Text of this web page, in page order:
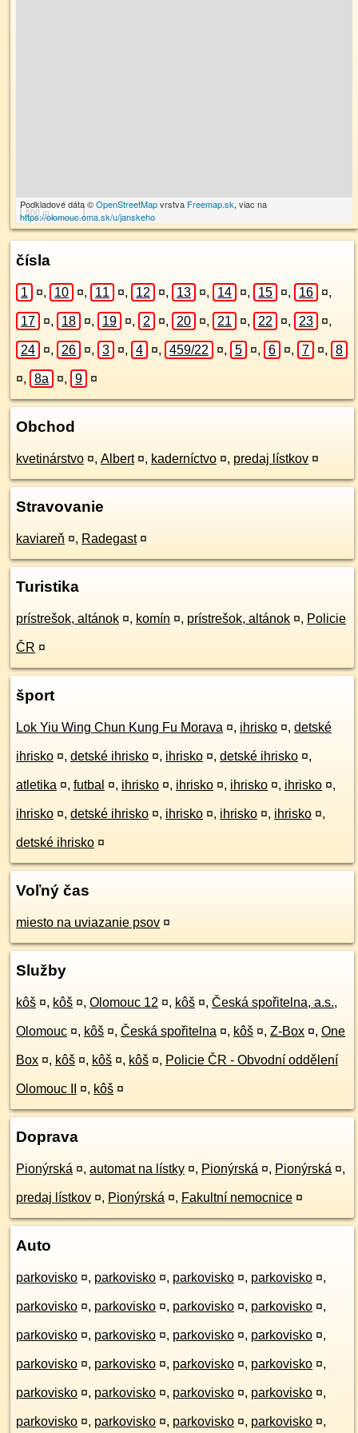
500 m
Podkladové dáta ©OpenStreetMapvrstva Freemap.sk, viac na
https://olomouc.oma.sk/u/janskeho
čísla
1 ¤, 10 ¤, 11 ¤, 12 ¤, 13 ¤, 14 ¤, 15 ¤, 16 ¤,
17 ¤, 18 ¤, 19 ¤, 2 ¤, 20 ¤, 21 ¤, 22 ¤, 23 ¤,
24 ¤, 26 ¤, 3 ¤, 4 ¤, 459/22 ¤, 5 ¤, 6 ¤, 7 ¤, 8
¤, 8a ¤, 9 ¤
Obchod
kvetinárstvo ¤, Albert ¤, kaderníctvo ¤, predaj lístkov ¤
Stravovanie
kaviareň ¤, Radegast ¤
Turistika
prístrešok, altánok ¤, komín ¤, prístrešok, altánok ¤, Policie
ČR ¤
šport
Lok Yiu Wing Chun Kung Fu Morava ¤, ihrisko ¤, detské
ihrisko ¤, detské ihrisko ¤, ihrisko ¤, detské ihrisko ¤,
atletika ¤, futbal ¤, ihrisko ¤, ihrisko ¤, ihrisko ¤, ihrisko ¤,
ihrisko ¤, detské ihrisko ¤, ihrisko ¤, ihrisko ¤, ihrisko ¤,
detské ihrisko ¤
Voľný čas
miesto na uviazanie psov ¤
Služby
kôš ¤, kôš ¤, Olomouc 12 ¤, kôš ¤, Česká spořitelna, a.s.,
Olomouc ¤, kôš ¤, Česká spořitelna ¤, kôš ¤, Z-Box ¤, One
Box ¤, kôš ¤, kôš ¤, kôš ¤, Policie ČR - Obvodní oddělení
Olomouc II ¤, kôš ¤
Doprava
Pionýrská ¤, automat na lístky ¤, Pionýrská ¤, Pionýrská ¤,
predaj lístkov ¤, Pionýrská ¤, Fakultní nemocnice ¤
Auto
parkovisko ¤, parkovisko ¤, parkovisko ¤, parkovisko ¤,
parkovisko ¤, parkovisko ¤, parkovisko ¤, parkovisko ¤,
parkovisko ¤, parkovisko ¤, parkovisko ¤, parkovisko ¤,
parkovisko ¤, parkovisko ¤, parkovisko ¤, parkovisko ¤,
parkovisko ¤, parkovisko ¤, parkovisko ¤, parkovisko ¤,
parkovisko ¤, parkovisko ¤, parkovisko ¤, parkovisko ¤,